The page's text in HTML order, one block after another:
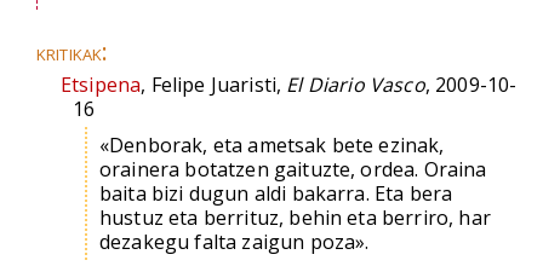
kritikak:
Etsipena, Felipe Juaristi, El Diario Vasco, 2009-10-
16
«Denborak, eta ametsak bete ezinak,
orainera botatzen gaituzte, ordea. Oraina
baita bizi dugun aldi bakarra. Eta bera
hustuz eta berrituz, behin eta berriro, har
dezakegu falta zaigun poza».